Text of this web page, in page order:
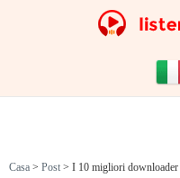
Casa > Post > I 10 migliori downloader